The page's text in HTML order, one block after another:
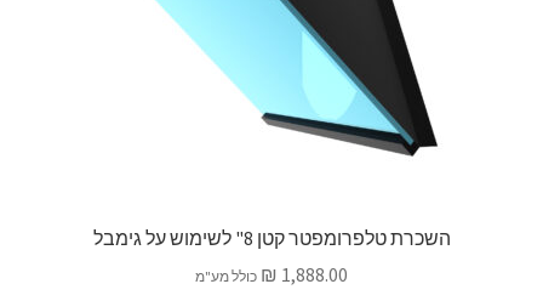
השכרת טלפרומפטר קטן 8" לשימוש על גימבל
₪ 1,888.00 כולל מע"מ